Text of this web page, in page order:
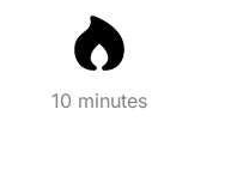
10 minutes